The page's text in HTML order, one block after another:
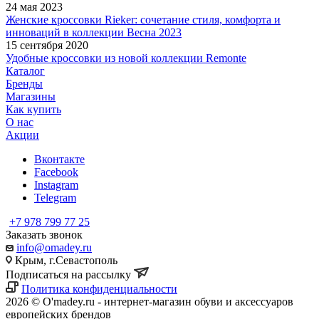
24 мая 2023
Женские кроссовки Rieker: сочетание стиля, комфорта и
инноваций в коллекции Весна 2023
15 сентября 2020
Удобные кроссовки из новой коллекции Remonte
Каталог
Бренды
Магазины
Как купить
О нас
Акции
Вконтакте
Facebook
Instagram
Telegram
+7 978 799 77 25
Заказать звонок
info@omadey.ru
Крым, г.Севастополь
Подписаться на рассылку
Политика конфиденциальности
2026 © O'madey.ru - интернет-магазин обуви и аксессуаров
европейских брендов